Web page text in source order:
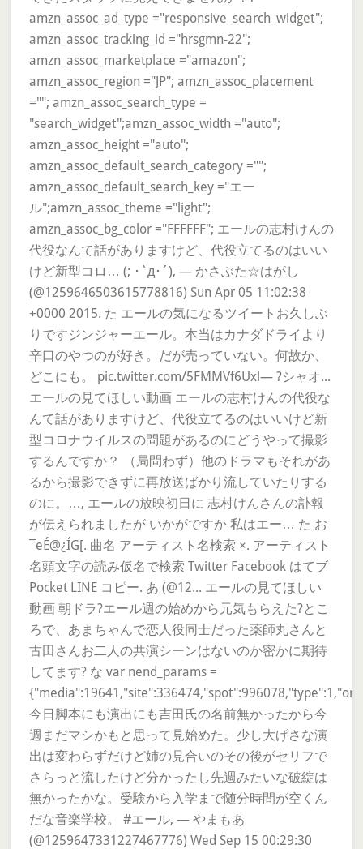
amzn_assoc_ad_type ="responsive_search_widget";
amzn_assoc_tracking_id ="hrsgmn-22";
amzn_assoc_marketplace ="amazon";
amzn_assoc_region ="JP"; amzn_assoc_placement
=""; amzn_assoc_search_type =
"search_widget";amzn_assoc_width ="auto";
amzn_assoc_height ="auto";
amzn_assoc_default_search_category ="";
amzn_assoc_default_search_key ="エー
ル";amzn_assoc_theme ="light";
amzn_assoc_bg_color ="FFFFFF"; エールの志村けんの
代役なんて話がありますけど、代役立てるのはいい
けど新型コロ… (; ･`д･´), — かさぶた☆はがし
(@1259646503615778816) Sun Apr 05 11:02:38
+0000 2015. た エールの気になるツイートお久しぶ
りですジンジャーエール。本当はカナダドライより
辛口のやつのが好き。だが売っていない。何故か、
どこにも。 pic.twitter.com/5FMMVf6Uxl— ?シャオ...
エールの見てほしい動画 エールの志村けんの代役な
んて話がありますけど、代役立てるのはいいけど新
型コロナウイルスの問題があるのにどうやって撮影
するんですか？ （局問わず）他のドラマもそれがあ
るから撮影できずに再放送ばかり流していたりする
のに。…, エールの放映初日に 志村けんさんの訃報
が伝えられましたが いかがですか 私はエー… た お
¯eÉ@¿­ÍG[. 曲名 アーティスト名検索 ×. アーティスト
名頭文字の読み仮名で検索 Twitter Facebook はてブ
Pocket LINE コピー. あ (@12... エールの見てほしい
動画 朝ドラ?エール週の始めから元気もらえた?とこ
ろで、あまちゃんで恋人役同士だった薬師丸さんと
古田さんお二人の共演シーンはないのか密かに期待
してます? な var nend_params =
今日脚本にも演出にも吉田氏の名前無かったから今
週まだマシかもと思って見始めた。少し大げさな演
出は変わらずだけど姉の見合いのその後がセリフで
さらっと流したけど分かったし先週みたいな破綻は
無かったかな。受験から入学まで随分時間が空くん
だな音楽学校。 #エール, — やまもあ
(@1259647331227467776) Wed Sep 15 00:29:30